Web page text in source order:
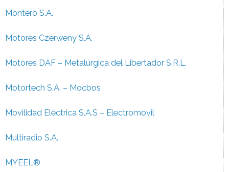
Montero S.A.
Motores Czerweny S.A.
Motores DAF – Metalúrgica del Libertador S.R.L.
Motortech S.A. – Mocbos
Movilidad Eléctrica S.A.S – Electromovil
Multiradio S.A.
MYEEL®